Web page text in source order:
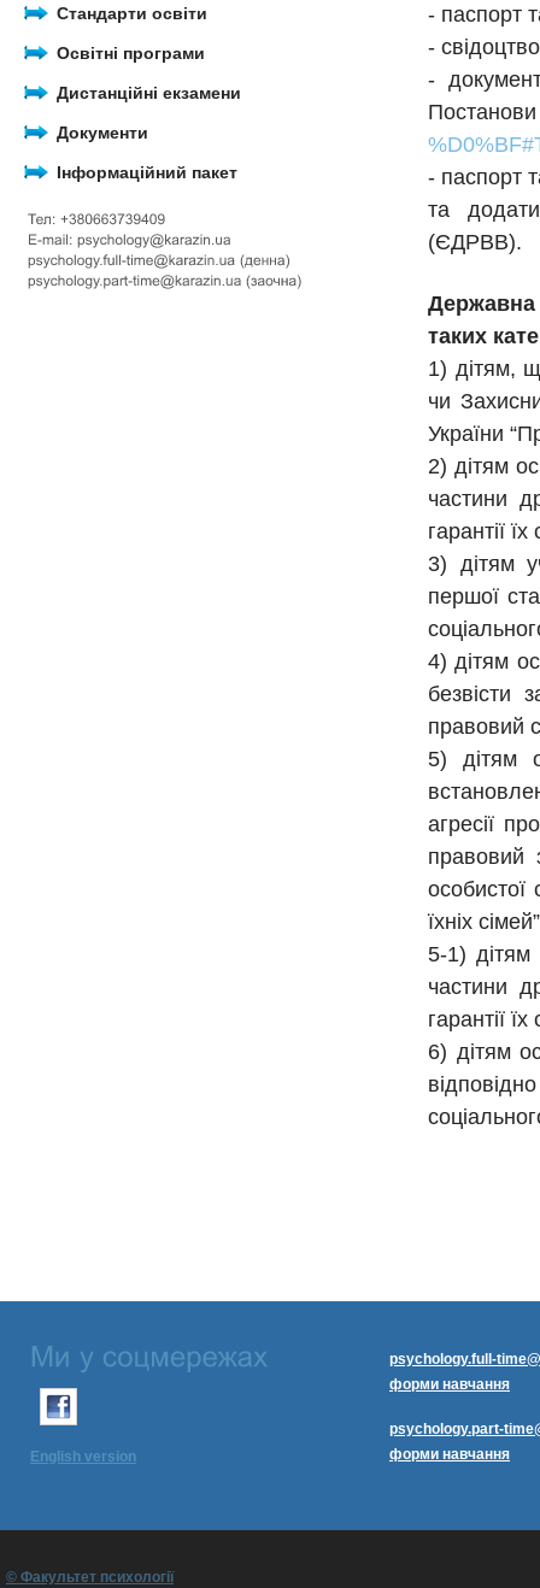
- паспорт
-
-
- паспорт
та
(ЄДРВВ).
Державна
таких
1) дітям,
чи
України
2) дітям
частини
гарантії
3) дітям
першої
4) дітям
безвісти
правовий
5) дітям
агресії
правовий
особистої
їхніх
5-1) дітям
частини
гарантії
6) дітям
Стандарти освіти
Освітні програми
Дистанційні екзамени
Документи
Інформаційний пакет
English version
psychology.full-
форми навчання
psychology.part-
форми навчання
© Факультет психології